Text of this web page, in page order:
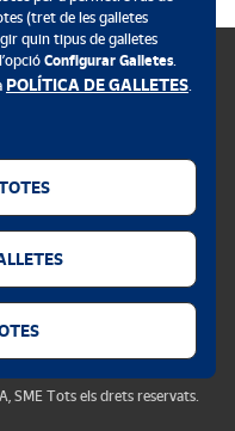
SME Tots els drets reservats.
(tret de les galletes
quin tipus de galletes
Configurar Galletes.
POLÍTICA DE GALLETES.